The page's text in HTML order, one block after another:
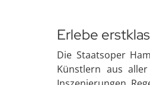
Erlebe
Die Staatsoper
Künstlern aus